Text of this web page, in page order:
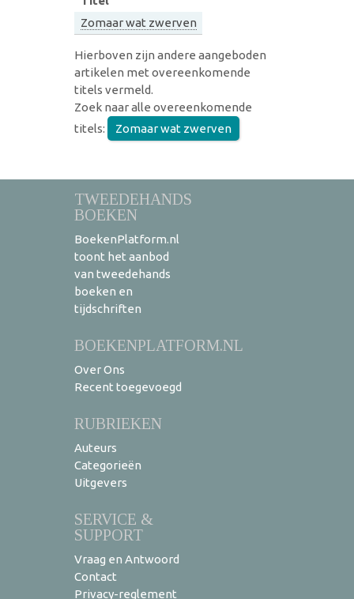
Zomaar wat zwerven
Hierboven zijn andere aangeboden
artikelen met overeenkomende
titels vermeld.
Zoek naar alle overeenkomende
titels:
Zomaar wat zwerven
TWEEDEHANDS
BOEKEN
BoekenPlatform.nl
toont het aanbod
van tweedehands
boeken en
tijdschriften
BOEKENPLATFORM.NL
Over Ons
Recent toegevoegd
RUBRIEKEN
Auteurs
Categorieën
Uitgevers
SERVICE &
SUPPORT
Vraag en Antwoord
Contact
Privacy-reglement